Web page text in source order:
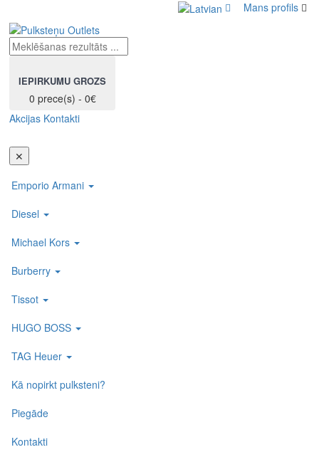
Mans profils
IEPIRKUMU GROZS
0 prece(s) - 0€
Akcijas Kontakti
✕
Emporio Armani
Diesel
Michael Kors
Burberry
Tissot
HUGO BOSS
TAG Heuer
Kā nopirkt pulksteni?
Piegāde
Kontakti